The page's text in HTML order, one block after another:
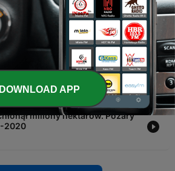
Tragedia na koncercie
nie przerwał wyścigu. Le
miliony hektarów. Pożary
2020
DOWNLOAD APP